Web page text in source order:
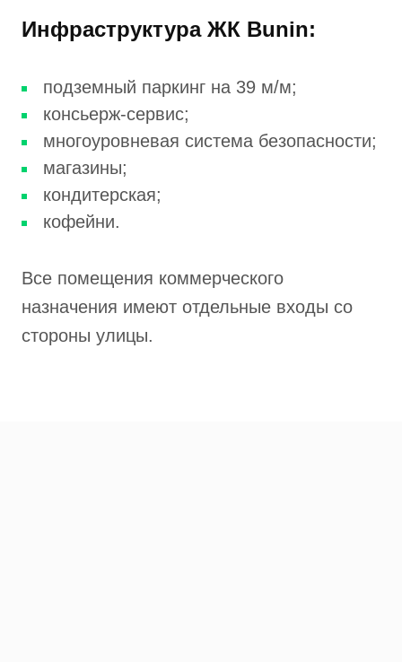
Инфраструктура ЖК Bunin:
подземный паркинг на 39 м/м;
консьерж-сервис;
многоуровневая система безопасности;
магазины;
кондитерская;
кофейни.
Все помещения коммерческого
назначения имеют отдельные входы со
стороны улицы.